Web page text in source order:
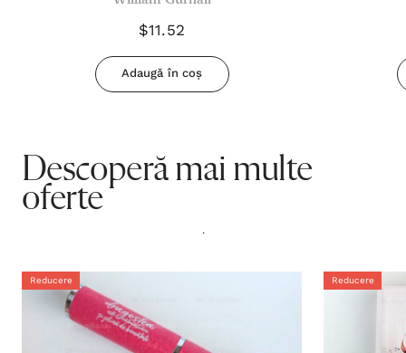
$11.52
Adaugă în coș
Descoperă mai multe
oferte
.
Reducere Reducere